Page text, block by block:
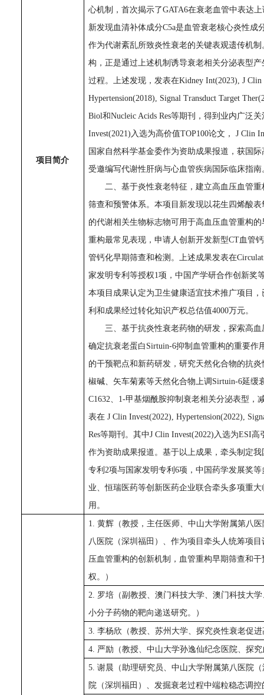
项目简介
心机制，首次揭示了GATA6在衰老血管中表达
新发现血清补体成分C5a是血管衰老核心炎性成
作为代谢紊乱所致炎性衰老的关键表观遗传机制
构，正是通过上述机制诱导衰老相关分泌表型
过程。
上述发现，发表在Kidney Int(2023), J Clin
Hypertension(2018), Signal Transduct Target
Biol和Nucleic Acids Res等期刊，得到业内广泛
Invest(2021)入选为高价值TOP100论文， J Clin
国家自然科学基金委作为资助成果报道，获国
受邀编写代谢性肝病与心血管疾病国际临床指南
二、基于炎性衰老特征，建立高血压血管
筛查和预警体系。本项目新发现以花生四烯酸
的代谢相关生物标志物可用于高血压血管重构
重构最常见表现，申请人创新开发新型CT血管
管钙化早期筛查和检测。上述成果发表在
家发明专利等授权1项，中国产学研合作创新奖
本项目成果认定为卫生健康适宜技术推广项目，
利和成果经过转化知识产权总估值4000万元。
三、基于抗炎性衰老药物的研发，探索高
确定抗衰老蛋白 Sirtuin-6抑制血管重构的重要作
的干预靶点和新药研发，研究天然化合物的抗
椒碱、矢车菊素等天然化合物上调Sirtuin-6延缓
C1632、1-甲基烟酰胺抑制衰老相关分泌表型，
表在 J Clin Invest(2022), Hypertension(2022),
Res等期刊。其中J Clin Invest(2022)入选为ESI
作为资助成果报道。基于以上成果，牵头制定
专利2项与国家发明专利6项，中国药学发展奖
业、恒瑞医药等创新医药企业联合牵头多项重
用。
1. 黄辉（教授，主任医师、中山大学附属第八
八医院（深圳福田）、作为项目牵头人统筹项
压血管重构的创新机制，血管重构早期筛查和
权。）
2 . 罗培 （副教授、澳门科技大学、澳门科技大
小分子药物的靶向递送研究。）
3 .李杨欣 （教授、苏州 大学、探究炎性衰老促
4 严励 （教授、中山大学孙逸仙纪念医院 、探
5 . 谢晨 （助理研究员、中山大学附属第八医院
院（深圳福田）、发掘衰老过程中端粒稳态调